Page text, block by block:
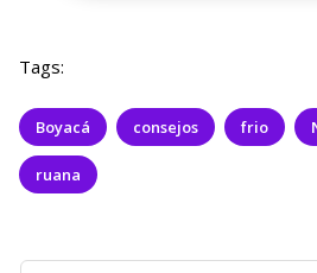
Tags:
Boyacá consejos frio
ruana